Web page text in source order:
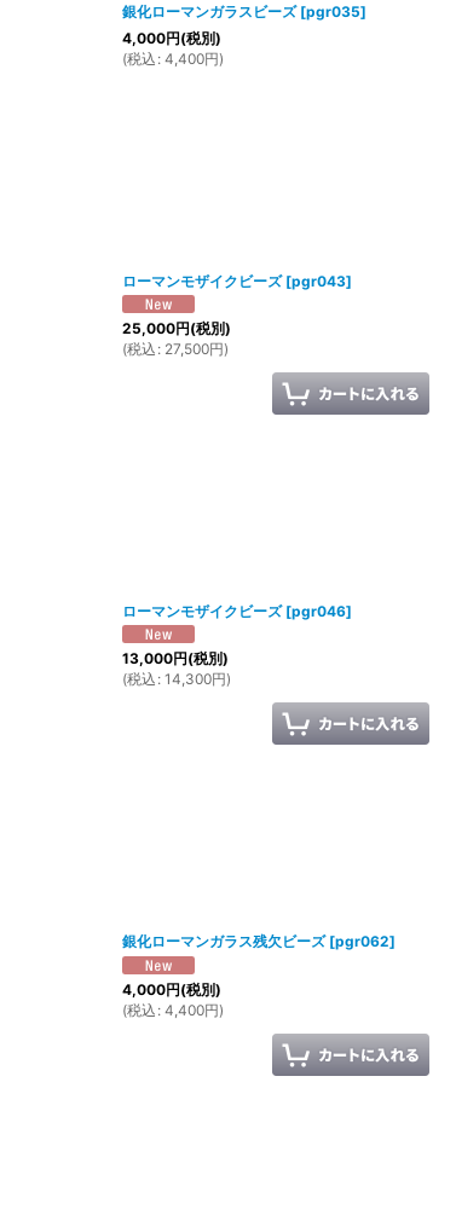
銀化ローマンガラスビーズ [pgr035]
4,000円(税別)
(税込 : 4,400円)
ローマンモザイクビーズ [pgr043]
25,000円(税別)
(税込 : 27,500円)
ローマンモザイクビーズ [pgr046]
13,000円(税別)
(税込 : 14,300円)
銀化ローマンガラス残欠ビーズ [pgr062]
4,000円(税別)
(税込 : 4,400円)